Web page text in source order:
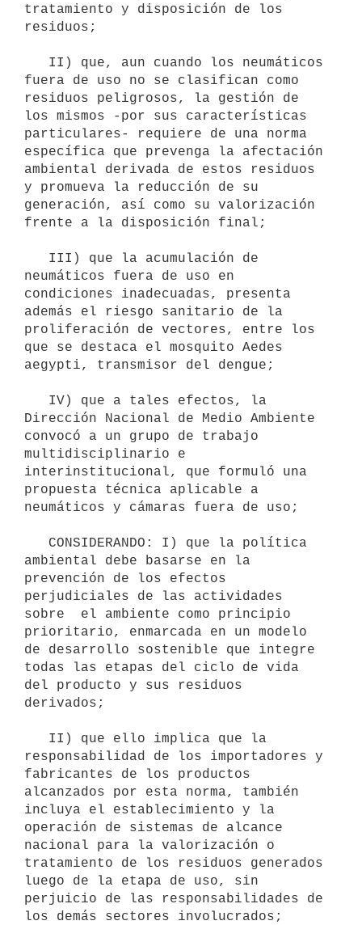
tratamiento y disposición de los
residuos;
fuera de uso no se clasifican como
residuos peligrosos, la gestión de
los mismos -por sus características
particulares- requiere de una norma
específica que prevenga la afectación
ambiental derivada de estos residuos
y promueva la reducción de su
generación, así como su valorización
frente a la disposición final;
neumáticos fuera de uso en
condiciones inadecuadas, presenta
además el riesgo sanitario de la
proliferación de vectores, entre los
que se destaca el mosquito Aedes
aegypti, transmisor del dengue;
Dirección Nacional de Medio Ambiente
convocó a un grupo de trabajo
multidisciplinario e
interinstitucional, que formuló una
propuesta técnica aplicable a
neumáticos y cámaras fuera de uso;
ambiental debe basarse en la
prevención de los efectos
perjudiciales de las actividades
sobre  el ambiente como principio
prioritario, enmarcada en un modelo
de desarrollo sostenible que integre
todas las etapas del ciclo de vida
del producto y sus residuos
derivados;
responsabilidad de los importadores y
fabricantes de los productos
alcanzados por esta norma, también
incluya el establecimiento y la
operación de sistemas de alcance
nacional para la valorización o
tratamiento de los residuos generados
luego de la etapa de uso, sin
perjuicio de las responsabilidades de
los demás sectores involucrados;